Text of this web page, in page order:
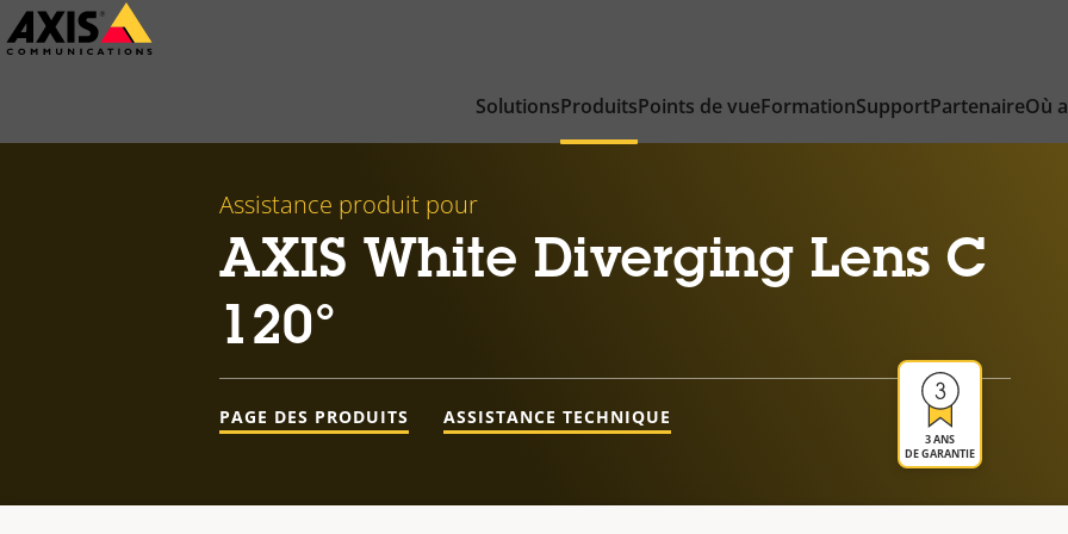
Passer
au
SolutionsProduitsPoints de vueFormationSupportPartenaireOù
Assistance produit pour
AXIS White Diverging Lens C
120°
3 ANS
DE GARANTIE
PAGE DES PRODUITS ASSISTANCE TECHNIQUE